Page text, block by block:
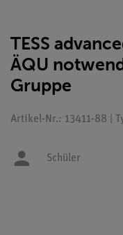
TESS
ÄQU
Gruppe
Artikel-Nr.: 13411-88 |
Schüler